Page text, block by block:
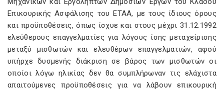
Επικουρικής Ασφάλισης του ΕΤΑΑ, με τους ίδιους όρους
και προϋποθέσεις, όπως ίσχυε και στους μέχρι 31.12.1992
ελεύθερους επαγγελματίες για λόγους ίσης μεταχείρισης
μεταξύ μισθωτών και ελευθέρων επαγγελματιών, αφού
υπήρχε δυσμενής διάκριση σε βάρος των μισθωτών οι
οποίοι λόγω ηλικίας δεν θα συμπλήρωναν τις ελάχιστα
απαιτούμενες προϋποθέσεις για να λάβουν επικουρική